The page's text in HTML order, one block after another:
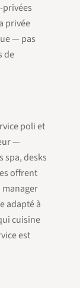
privées
privée
— pas
de
poli et
—
spa, desks
offrent
adapté à
cuisine
est